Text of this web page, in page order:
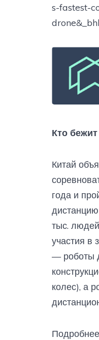
s-fastest-
Кто
Китай
года и
тыс.
участия в
— роботы
колес), а